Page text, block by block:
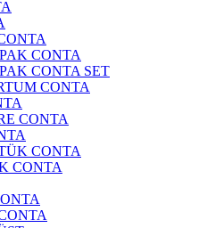
CONTA
CONTA SET
CONTA
CONTA
CONTA
CONTA